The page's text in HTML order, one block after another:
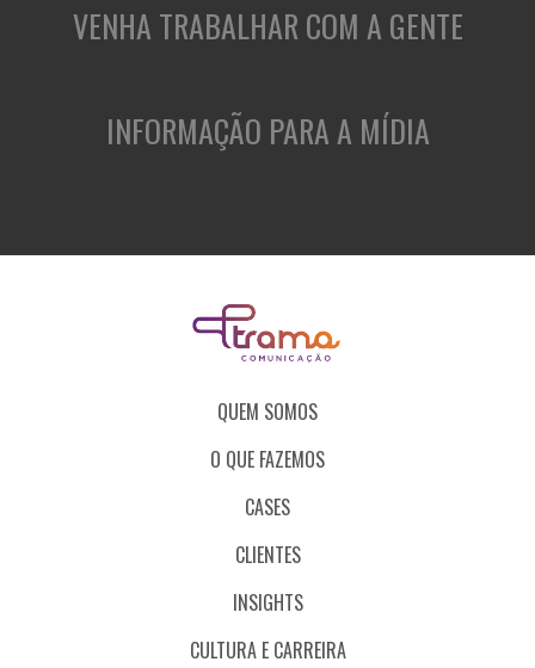
VENHA TRABALHAR COM A GENTE
INFORMAÇÃO PARA A MÍDIA
QUEM SOMOS
O QUE FAZEMOS
CASES
CLIENTES
INSIGHTS
CULTURA E CARREIRA